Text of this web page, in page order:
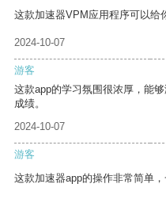
这款加速器VPM应用程序可以给
2024-10-07
游客
这款app的学习氛围很浓厚，能
成绩。
2024-10-07
游客
这款加速器app的操作非常简单